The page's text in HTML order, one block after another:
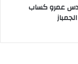
عمرو كساب